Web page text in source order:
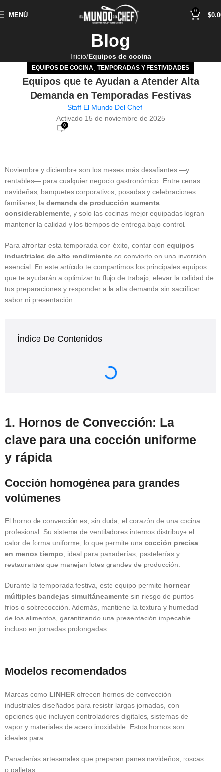
MENÚ
0
$
Blog
Inicio Equipos de cocina
EQUIPOS DE COCINA TEMPORADAS Y FESTIVIDADES
Equipos que te Ayudan a Atender Alta
Demanda en Temporadas Festivas
Staff El Mundo Del Chef
Activado 15 de noviembre de 2025
0
Noviembre y diciembre son los meses más desafiantes —y
rentables— para cualquier negocio gastronómico. Entre cenas
navideñas, banquetes corporativos, posadas y celebraciones
familiares, la demanda de producción aumenta
considerablemente , y solo las cocinas mejor equipadas logran
mantener la calidad y los tiempos de entrega bajo control.
Para afrontar esta temporada con éxito, contar con equipos
industriales de alto rendimiento se convierte en una inversión
esencial. En este artículo te compartimos los principales equipos
que te ayudarán a optimizar tu flujo de trabajo, elevar la calidad de
tus preparaciones y responder a la alta demanda sin sacrificar
sabor ni presentación.
Índice De Contenidos
1. Hornos de Convección: La
clave para una cocción uniforme
y rápida
Cocción homogénea para grandes
volúmenes
El horno de convección es, sin duda, el corazón de una cocina
profesional. Su sistema de ventiladores internos distribuye el
calor de forma uniforme, lo que permite una cocción precisa
en menos tiempo, ideal para panaderías, pastelerías y
restaurantes que manejan lotes grandes de producción.
Durante la temporada festiva, este equipo permite hornear
múltiples bandejas simultáneamente sin riesgo de puntos
fríos o sobrecocción. Además, mantiene la textura y humedad
de los alimentos, garantizando una presentación impecable
incluso en jornadas prolongadas.
Modelos recomendados
Marcas como LINHER ofrecen hornos de convección
industriales diseñados para resistir largas jornadas, con
opciones que incluyen controladores digitales, sistemas de
vapor y materiales de acero inoxidable. Estos hornos son
ideales para:
Panaderías artesanales que preparan panes navideños, roscas
o galletas.